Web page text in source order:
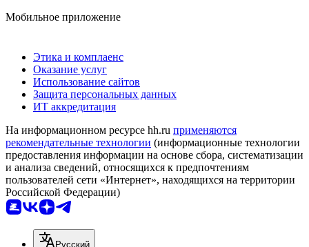
Мобильное приложение
Этика и комплаенс
Оказание услуг
Использование сайтов
Защита персональных данных
ИТ аккредитация
На информационном ресурсе hh.ru применяются
рекомендательные технологии (информационные технологии
предоставления информации на основе сбора, систематизации
и анализа сведений, относящихся к предпочтениям
пользователей сети «Интернет», находящихся на территории
Российской Федерации)
Русский